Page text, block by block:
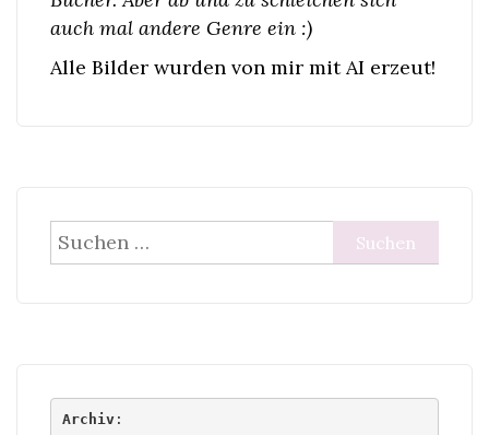
auch mal andere Genre ein :)
Alle Bilder wurden von mir mit AI erzeut!
Suchen
nach:
Archiv: